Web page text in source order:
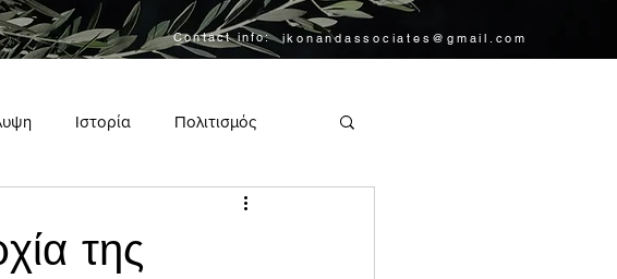
ikonandassociates@gmail.com
Contact info:
Ιστορία Πολιτισμός
της